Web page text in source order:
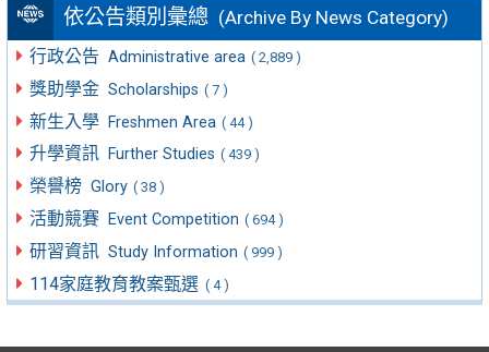
依公告類別彙總 (Archive By News Category)
行政公告 Administrative area ( 2,889 )
獎助學金 Scholarships ( 7 )
新生入學 Freshmen Area ( 44 )
升學資訊 Further Studies ( 439 )
榮譽榜 Glory ( 38 )
活動競賽 Event Competition ( 694 )
研習資訊 Study Information ( 999 )
114家庭教育教案甄選 ( 4 )